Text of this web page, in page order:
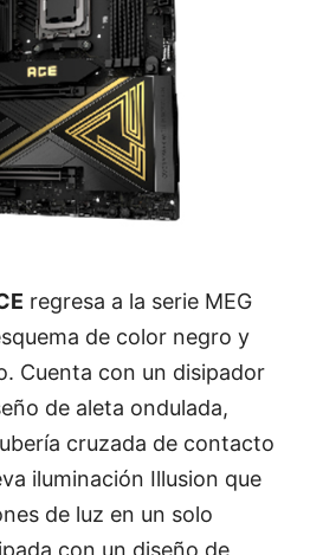
regresa a la serie MEG
de color negro y
Cuenta con un disipador
de aleta ondulada,
cruzada de contacto
iluminación Illusion que
de luz en un solo
con un diseño de